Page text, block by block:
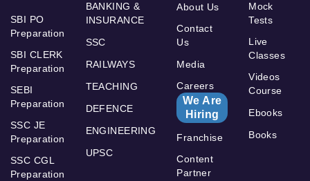
SBI PO
Preparation
SBI CLERK
Preparation
SEBI
Preparation
SSC JE
Preparation
SSC CGL
Preparation
BANKING &
INSURANCE
SSC
RAILWAYS
TEACHING
DEFENCE
ENGINEERING
UPSC
About Us
Contact
Us
Media
Careers
We Are
Hiring
Franchise
Content
Partner
Mock
Tests
Live
Classes
Videos
Course
Ebooks
Books